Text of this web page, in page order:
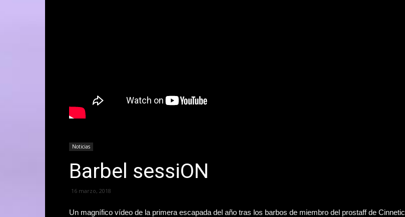
Noticias
Barbel sessiON
16 marzo, 2018
Un magnífico vídeo de la primera escapada del año tras los barbos de miembro del prostaff de Cinnetic